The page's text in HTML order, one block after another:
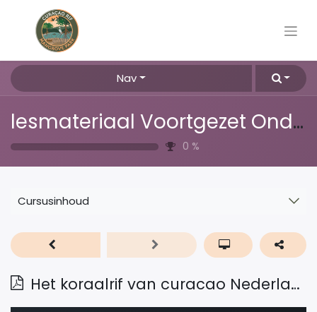
Nav
lesmateriaal Voortgezet Onderwijs
0 %
Cursusinhoud
Het koraalrif van curacao Nederlands